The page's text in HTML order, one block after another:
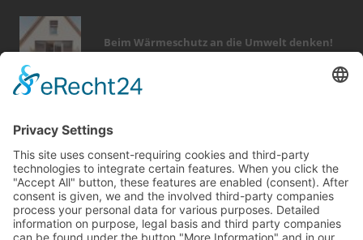
Beim Wärmeschutz an die Umwelt denken!
Großer Badkomfort auf kleinem Raum